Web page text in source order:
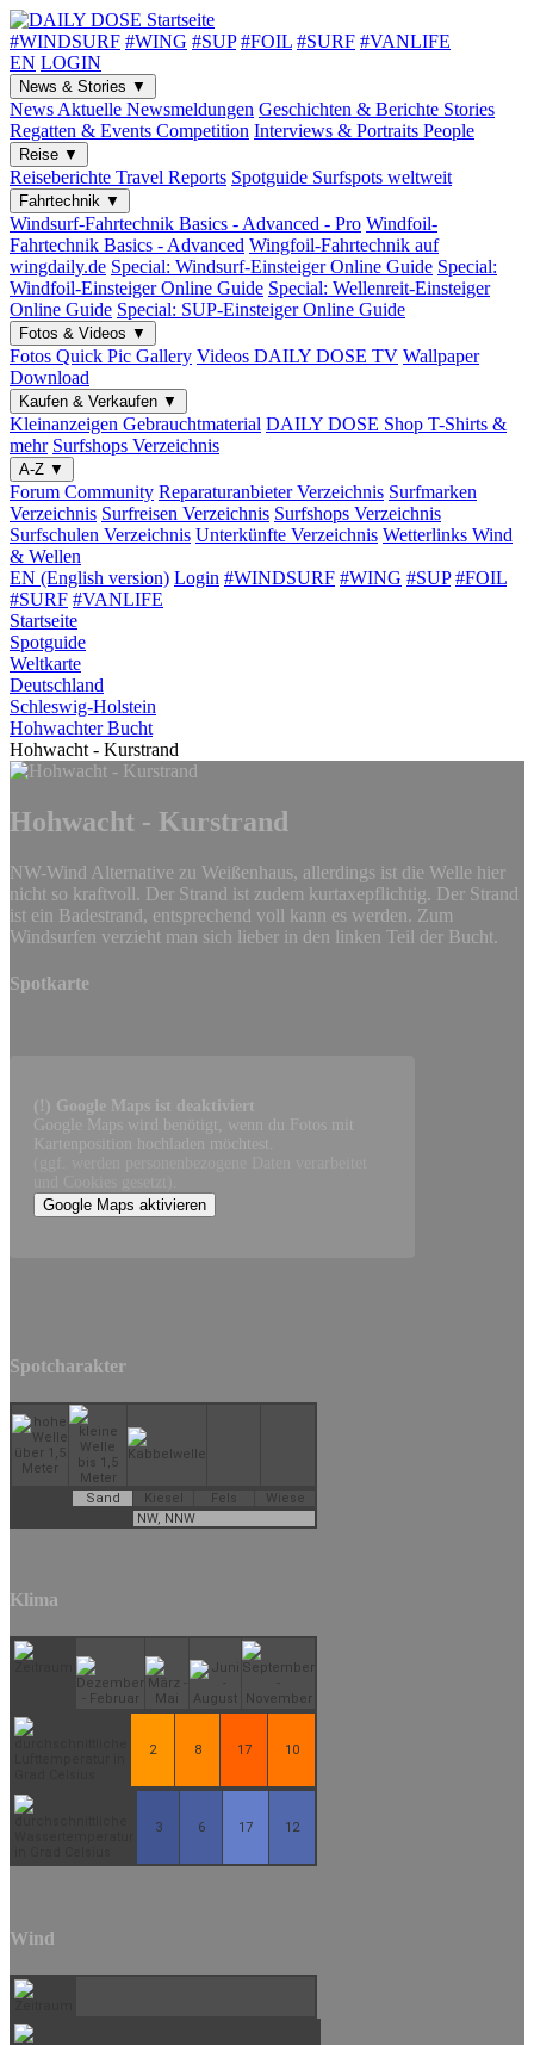
#WINDSURF #WING #SUP #FOIL #SURF #VANLIFE
EN LOGIN
News & Stories ▼
News Aktuelle Newsmeldungen Geschichten & Berichte Stories
Regatten & Events Competition Interviews & Portraits People
Reise ▼
Reiseberichte Travel Reports Spotguide Surfspots weltweit
Fahrtechnik ▼
Windsurf-Fahrtechnik Basics - Advanced - Pro Windfoil-
Fahrtechnik Basics - Advanced Wingfoil-Fahrtechnik auf
wingdaily.de Special: Windsurf-EinsteigerOnline Guide Special:
Windfoil-EinsteigerOnline Guide Special: Wellenreit-Einsteiger
Online Guide Special: SUP-EinsteigerOnline Guide
Fotos & Videos ▼
Fotos Quick Pic Gallery Videos DAILY DOSE TV Wallpaper
Download
Kaufen & Verkaufen ▼
Kleinanzeigen Gebrauchtmaterial DAILY DOSE Shop T-Shirts &
mehr Surfshops Verzeichnis
A-Z ▼
Forum Community ReparaturanbieterVerzeichnis Surfmarken
Verzeichnis Surfreisen Verzeichnis Surfshops Verzeichnis
Surfschulen Verzeichnis Unterkünfte Verzeichnis Wetterlinks Wind
& Wellen
EN (English version) Login #WINDSURF #WING #SUP #FOIL
#SURF #VANLIFE
Startseite
Spotguide
Weltkarte
Deutschland
Schleswig-Holstein
Hohwachter Bucht
Hohwacht - Kurstrand
Hohwacht - Kurstrand
NW-Wind Alternative zu Weißenhaus, allerdings ist die Welle hier
nicht so kraftvoll. Der Strand ist zudem kurtaxepflichtig. Der Strand
ist ein Badestrand, entsprechend voll kann es werden. Zum
Windsurfen verzieht man sich lieber in den linken Teil der Bucht.
Spotkarte
(!) Google Maps ist deaktiviert
Google Maps wird benötigt, wenn du Fotos mit
Kartenposition hochladen möchtest.
Google Maps aktivieren
Spotcharakter
Sand Kiesel Fels
Wiese
NW, NNW
Klima
2 8 17 10
3 6 17 12
Wind